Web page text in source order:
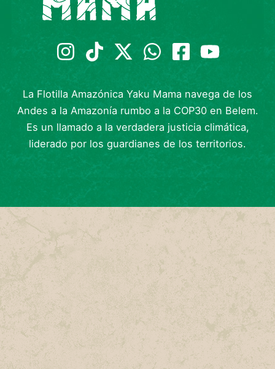
La Flotilla Amazónica Yaku Mama navega de los
Andes a la Amazonía rumbo a la COP30 en Belem.
Es un llamado a la verdadera justicia climática,
liderado por los guardianes de los territorios.